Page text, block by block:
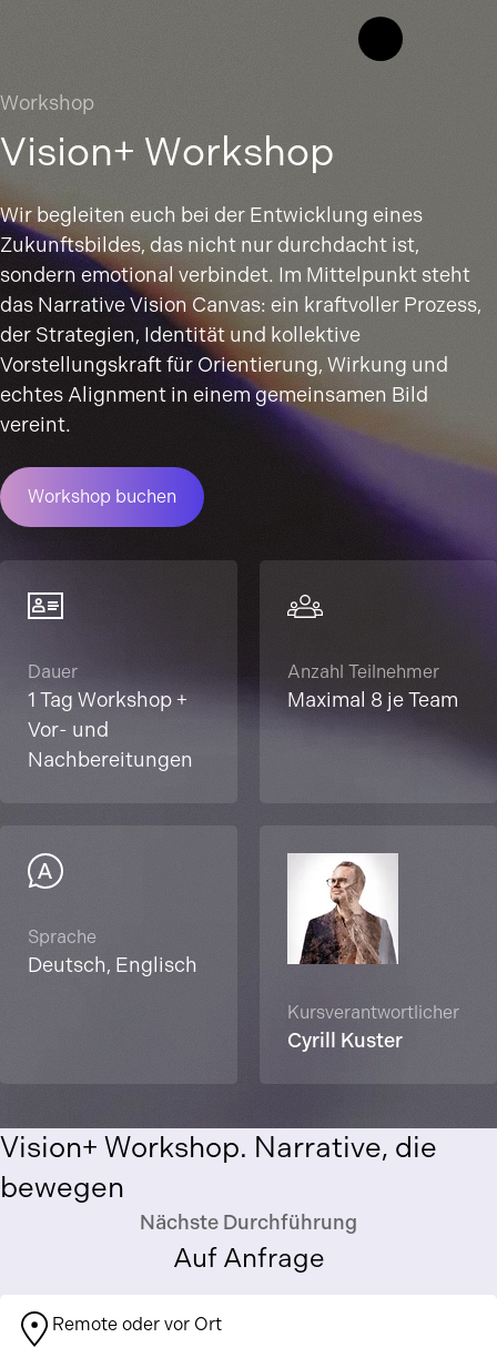
Workshop
Vision+ Workshop
Wir begleiten euch bei der Entwicklung eines
Zukunftsbildes, das nicht nur durchdacht ist,
sondern emotional verbindet. Im Mittelpunkt steht
das Narrative Vision Canvas: ein kraftvoller Prozess,
der Strategien, Identität und kollektive
Vorstellungskraft für Orientierung, Wirkung und
echtes Alignment in einem gemeinsamen Bild
vereint.
Workshop buchen
Dauer
1 Tag Workshop +
Vor- und
Nachbereitungen
Anzahl Teilnehmer
Maximal 8 je Team
Sprache
Deutsch, Englisch
Kursverantwortlicher
Cyrill Kuster
Vision+ Workshop. Narrative, die
bewegen
Nächste Durchführung
Auf Anfrage
Remote oder vor Ort